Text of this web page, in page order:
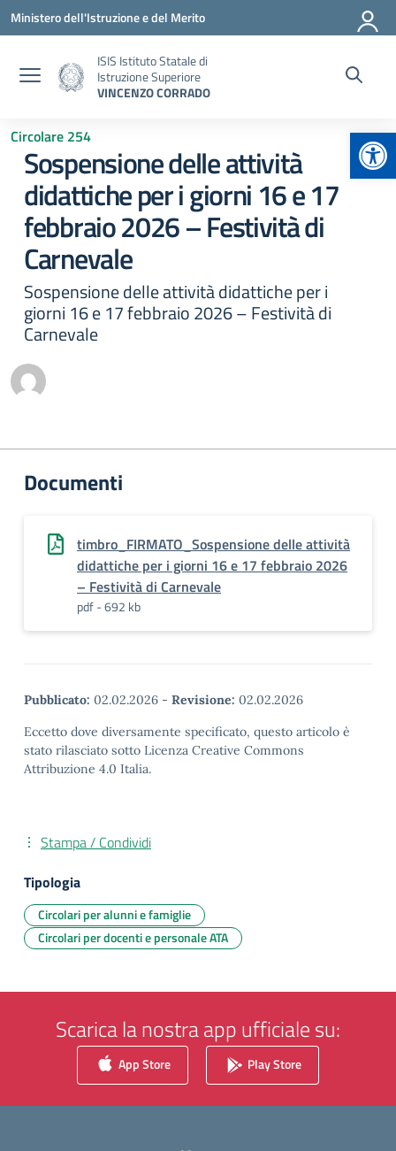
Vai ai contenuti
Vai al menu di navigazione
Vai al footer
Ministero dell'Istruzione e del Merito
ISIS Istituto Statale di
Istruzione Superiore
VINCENZO CORRADO
Circolare 254
Sospensione delle attività
didattiche per i giorni 16 e 17
febbraio 2026 – Festività di
Carnevale
Sospensione delle attività didattiche per i
giorni 16 e 17 febbraio 2026 – Festività di
Carnevale
Documenti
timbro_FIRMATO_Sospensione delle attività
didattiche per i giorni 16 e 17 febbraio 2026
– Festività di Carnevale
pdf - 692 kb
Pubblicato: 02.02.2026 - Revisione: 02.02.2026
Eccetto dove diversamente specificato, questo articolo è
stato rilasciato sotto Licenza Creative Commons
Attribuzione 4.0 Italia.
Stampa / Condividi
Tipologia
Circolari per alunni e famiglie
Circolari per docenti e personale ATA
Scarica la nostra app ufficiale su:
App Store Play Store